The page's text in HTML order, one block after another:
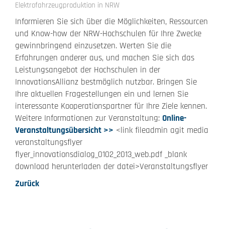
Elektrofahrzeugproduktion in NRW
Informieren Sie sich über die Möglichkeiten, Ressourcen
und Know-how der NRW-Hochschulen für Ihre Zwecke
gewinnbringend einzusetzen. Werten Sie die
Erfahrungen anderer aus, und machen Sie sich das
Leistungsangebot der Hochschulen in der
InnovationsAllianz bestmöglich nutzbar. Bringen Sie
Ihre aktuellen Fragestellungen ein und lernen Sie
interessante Kooperationspartner für Ihre Ziele kennen.
Weitere Informationen zur Veranstaltung: Online-
Veranstaltungsübersicht >> <link fileadmin agit media
veranstaltungsflyer
flyer_innovationsdialog_0102_2013_web.pdf _blank
download herunterladen der datei>Veranstaltungsflyer
Zurück